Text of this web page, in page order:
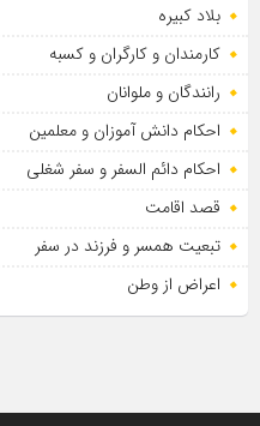
بلاد کبیره
کارمندان و کارگران و کسبه
رانندگان و ملوانان
احکام دانش آموزان و معلمین
احکام دائم السفر و سفر شغلی
قصد اقامت
تبعیت همسر و فرزند در سفر
اعراض از وطن